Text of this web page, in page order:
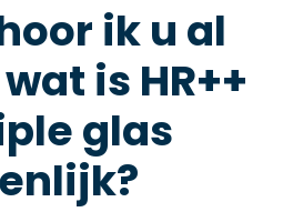
ik u al
is HR++
glas